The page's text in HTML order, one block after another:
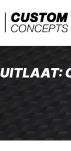
UITLAAT: